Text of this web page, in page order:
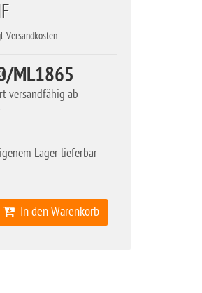
Versandkosten
versandfähig ab
Lager lieferbar
In den Warenkorb
ML1865